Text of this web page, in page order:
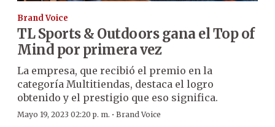
Brand Voice
TL Sports & Outdoors gana el Top of
Mind por primera vez
La empresa, que recibió el premio en la
categoría Multitiendas, destaca el logro
obtenido y el prestigio que eso significa.
Mayo 19, 2023 02:20 p. m. · Brand Voice